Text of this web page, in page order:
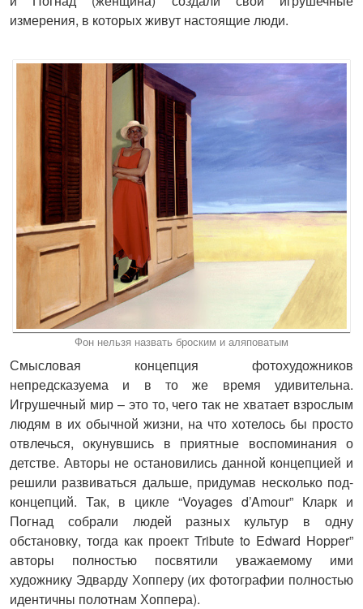
измерения, в которых живут настоящие люди.
Фон нельзя назвать броским и аляповатым
Смысловая концепция фотохудожников
непредсказуема и в то же время удивительна.
Игрушечный мир – это то, чего так не хватает взрослым
людям в их обычной жизни, на что хотелось бы просто
отвлечься, окунувшись в приятные воспоминания о
детстве. Авторы не остановились данной концепцией и
решили развиваться дальше, придумав несколько под-
концепций. Так, в цикле “Voyages d’Amour” Кларк и
Погнад собрали людей разных культур в одну
обстановку, тогда как проект Tribute to Edward Hopper”
авторы полностью посвятили уважаемому ими
художнику Эдварду Хопперу (их фотографии полностью
идентичны полотнам Хоппера).